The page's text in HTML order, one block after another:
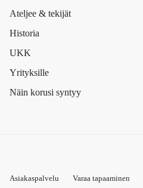
Ateljee & tekijät
Historia
UKK
Yrityksille
Näin korusi syntyy
Asiakaspalvelu Varaa tapaaminen